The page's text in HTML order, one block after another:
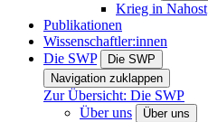
Krieg in Nahost
Publikationen
Wissenschaftler:innen
Die SWP
Die SWP
Navigation zuklappen
Zur Übersicht: Die SWP
Über uns
Über uns